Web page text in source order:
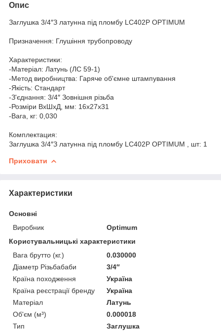
Опис
Заглушка 3/4″З латунна під пломбу LC402P OPTIMUM
Призначення: Глушіння трубопроводу
Характеристики:
-Матеріал: Латунь (ЛС 59-1)
-Метод виробництва: Гаряче об'ємне штампування
-Якість: Cтандарт
-З'єднання: 3/4″ Зовнішня різьба
-Розміри ВхШхД, мм: 16х27х31
-Вага, кг: 0,030
Комплектация:
Заглушка 3/4″З латунна під пломбу LC402P OPTIMUM , шт: 1
Приховати
Характеристики
Основні
Виробник
Optimum
Користувальницькі характеристики
Вага брутто (кг.)
0.030000
Діаметр Різьбабаби
3/4″
Країна походження
Україна
Країна реєстрації бренду
Україна
Матеріал
Латунь
Об'єм (м³)
0.000018
Тип
Заглушка